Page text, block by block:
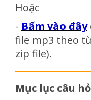
Hoặc
- Bấm vào đây
file mp3 theo
zip file).
Mục lục câu